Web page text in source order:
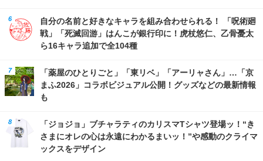
自分の名前と好きなキャラを組み合わせられる！ 「呪術廻
戦」「死滅回游」はんこが銀行印に！虎杖悠仁、乙骨憂太
ら16キャラ追加で全104種
「薬屋のひとりごと」「東リベ」「アーリャさん」…「京
まふ2026」コラボビジュアル公開！グッズなどの最新情報
も
「ジョジョ」ブチャラティのカリスマTシャツ登場ッ！“き
さまにオレの心は永遠にわかるまいッ！”や感動のクライマ
ックスをデザイン